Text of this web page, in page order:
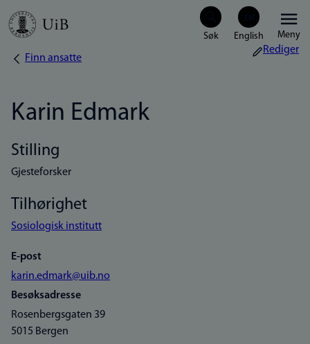
Hopp
Meny
Navigasjonssti
Finn ansatte
Rediger
Karin Edmark
Stilling
Gjesteforsker
Tilhørighet
Sosiologisk institutt
E-post
karin.edmark@uib.no
Besøksadresse
Rosenbergsgaten 39
5015 Bergen